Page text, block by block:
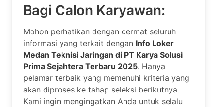
Bagi Calon Karyawan:
Mohon perhatikan dengan cermat seluruh
informasi yang terkait dengan Info Loker
Medan Teknisi Jaringan di PT Karya Solusi
Prima Sejahtera Terbaru 2025. Hanya
pelamar terbaik yang memenuhi kriteria yang
akan diproses ke tahap seleksi berikutnya.
Kami ingin mengingatkan Anda untuk selalu